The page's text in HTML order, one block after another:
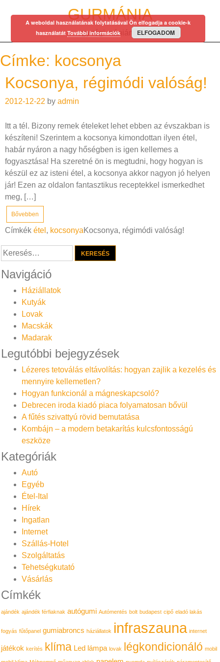
GURMÁNIA
egy régi mániám…
Címke: kocsonya
Kocsonya, régimódi valóság!
2012-12-22 by admin
Itt a tél. Bizony remek ételeket lehet ebben az évszakban is
készíteni! Szerintem a kocsonya kimondottan ilyen étel,
habár nyáron a nagy hőségben is igen kellemes a
fogyasztása! Ha szeretné ön is megtudni, hogy hogyan is
készül ez az isteni étel, a kocsonya akkor nagyon jó helyen
jár! Ezen az oldalon fantasztikus receptekkel ismerkedhet
meg, […]
Bővebben
Címkék étel , kocsonyaKocsonya, régimódi valóság!
Keresés:
Navigáció
Háziállatok
Kutyák
Lovak
Macskák
Madarak
Legutóbbi bejegyzések
Lézeres tetoválás eltávolítás: hogyan zajlik a kezelés és
mennyire kellemetlen?
Hogyan funkcionál a mágneskapcsoló?
Debrecen iroda kiadó piaca folyamatosan bővül
A fűtés szivattyú rövid bemutatása
Kombájn – a modern betakarítás kulcsfontosságú
eszköze
Kategóriák
Autó
Egyéb
Étel-Ital
Hírek
Ingatlan
Internet
Szállás-Hotel
Szolgáltatás
Tehetségkutató
Vásárlás
Címkék
ajándék ajándék férfiaknak autógumi Autómentés bolt budapest cipő eladó lakás
fogyás fűtőpanel gumiabroncs háziállatok infraszauna internet
játékok kerítés klíma Led lámpa lovak légkondicionáló mobil
A weboldal használatának folytatásával Ön elfogadja a cookie-k
használatát További információk ELFOGADOM